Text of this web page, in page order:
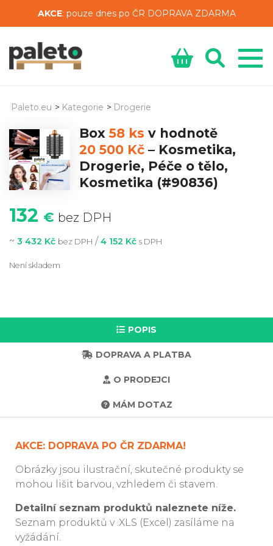
AKCE: pouze dnes po ČR DOPRAVA ZDARMA
Paleto.eu > Kategorie > Drogerie
Box 58 ks v hodnotě
20 500 Kč – Kosmetika,
Drogerie, Péče o tělo,
Kosmetika (#90836)
132 € bez DPH
~ 3 432 Kč bez DPH / 4 152 Kč s DPH
Není skladem
POPIS
DOPRAVA A PLATBA
O PRODEJCI
MÁM DOTAZ
AKCE: DOPRAVA PO ČR ZDARMA!
Obrázky jsou ilustrační, skutečné produkty se
mohou lišit barvou, vzhledem či stavem.
Detailní seznam produktů naleznete níže.
Seznam produktů v .XLS (Excel) zasíláme na
vyžádání.